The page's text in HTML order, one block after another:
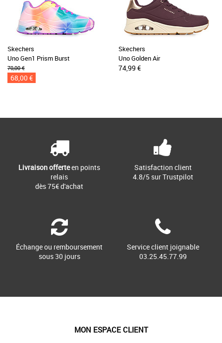
Skechers
Uno Gen1 Prism Burst
70,00 €
68,00 €
Skechers
Uno Golden Air
74,99 €
Livraison offerteen points
relais
dès 75€ d'achat
Satisfaction client
4.8/5 sur Trustpilot
Échange ou remboursement
sous 30 jours
Service client joignable
03.25.45.77.99
MON ESPACE CLIENT